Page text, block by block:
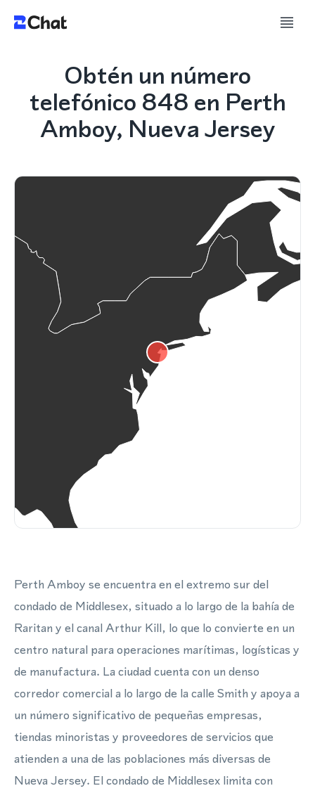
Obtén un número
telefónico 848 en Perth
Amboy, Nueva Jersey
Perth Amboy se encuentra en el extremo sur del
condado de Middlesex, situado a lo largo de la bahía de
Raritan y el canal Arthur Kill, lo que lo convierte en un
centro natural para operaciones marítimas, logísticas y
de manufactura. La ciudad cuenta con un denso
corredor comercial a lo largo de la calle Smith y apoya a
un número significativo de pequeñas empresas,
tiendas minoristas y proveedores de servicios que
atienden a una de las poblaciones más diversas de
Nueva Jersey. El condado de Middlesex limita con